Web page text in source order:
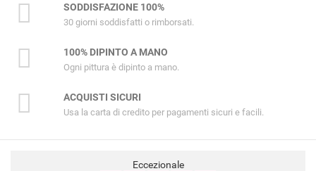
SODDISFAZIONE 100%
30 giorni soddisfatti o rimborsati.
100% DIPINTO A MANO
Ogni pittura è dipinto a mano.
ACQUISTI SICURI
Usa la carta di credito per pagamenti sicuri e facili.
Eccezionale